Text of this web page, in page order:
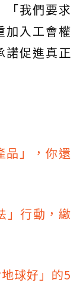
「我們要求
加入工會權
諾促進真正
品」，你還
」行動，繳
球好」的5